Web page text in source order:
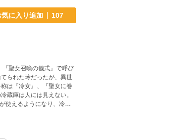
気に入り追加 107
られた玲だったが、異世
は『冷女』、『聖女に巻
蔵庫は人には見えない。
使えるようになり、冷蔵